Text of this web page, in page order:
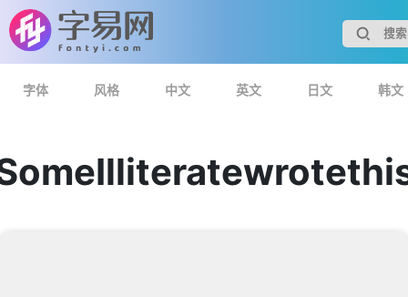
字体 风格 中文 英文 日文 韩文